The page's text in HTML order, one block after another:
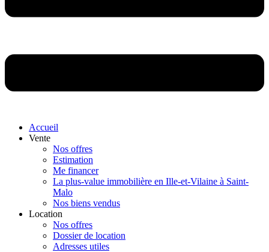
Accueil
Vente
Nos offres
Estimation
Me financer
La plus-value immobilière en Ille-et-Vilaine à Saint-
Malo
Nos biens vendus
Location
Nos offres
Dossier de location
Adresses utiles